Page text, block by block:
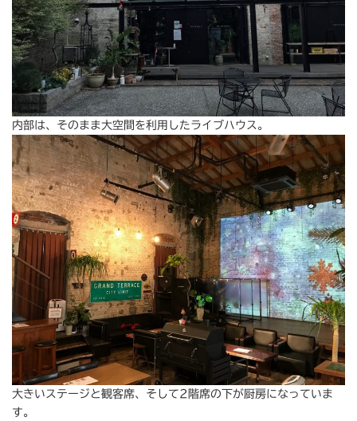
内部は、そのまま大空間を利用したライブハウス。
大きいステージと観客席、そして2階席の下が厨房になっていま
す。